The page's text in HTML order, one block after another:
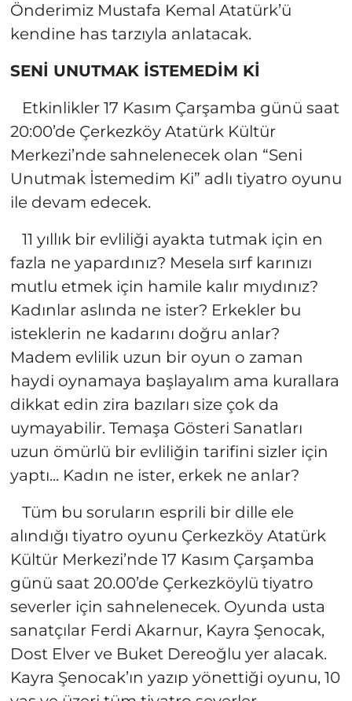
Önderimiz Mustafa Kemal Atatürk’ü
kendine has tarzıyla anlatacak.
SENİ UNUTMAK İSTEMEDİM Kİ
Etkinlikler 17 Kasım Çarşamba günü saat
20:00’de Çerkezköy Atatürk Kültür
Merkezi’nde sahnelenecek olan “Seni
Unutmak İstemedim Ki” adlı tiyatro oyunu
ile devam edecek.
11 yıllık bir evliliği ayakta tutmak için en
fazla ne yapardınız? Mesela sırf karınızı
mutlu etmek için hamile kalır mıydınız?
Kadınlar aslında ne ister? Erkekler bu
isteklerin ne kadarını doğru anlar?
Madem evlilik uzun bir oyun o zaman
haydi oynamaya başlayalım ama kurallara
dikkat edin zira bazıları size çok da
uymayabilir. Temaşa Gösteri Sanatları
uzun ömürlü bir evliliğin tarifini sizler için
yaptı... Kadın ne ister, erkek ne anlar?
Tüm bu soruların esprili bir dille ele
alındığı tiyatro oyunu Çerkezköy Atatürk
Kültür Merkezi’nde 17 Kasım Çarşamba
günü saat 20.00’de Çerkezköylü tiyatro
severler için sahnelenecek. Oyunda usta
sanatçılar Ferdi Akarnur, Kayra Şenocak,
Dost Elver ve Buket Dereoğlu yer alacak.
Kayra Şenocak’ın yazıp yönettiği oyunu, 10